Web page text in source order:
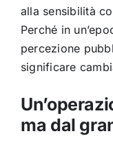
alla sensibilità
Perché in
percezione
significare
ma dal